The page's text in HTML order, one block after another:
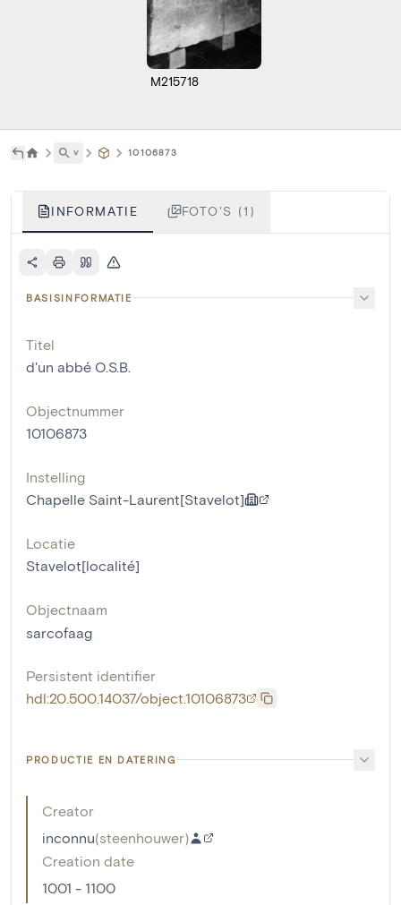
M215718
˅ 10106873
INFORMATIE FOTO'S (1)
BASISINFORMATIE
Titel
d'un abbé O.S.B.
Objectnummer
10106873
Instelling
Chapelle Saint-Laurent[Stavelot]
Locatie
Stavelot[localité]
Objectnaam
sarcofaag
Persistent identifier
hdl:20.500.14037/object.10106873
PRODUCTIE EN DATERING
Creator
inconnu(steenhouwer)
Creation date
1001 - 1100